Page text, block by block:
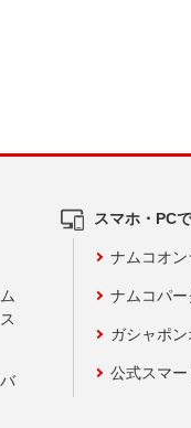
スマホ・PC
ナムコオ
ナムコパ
ガシャポ
公式スマー